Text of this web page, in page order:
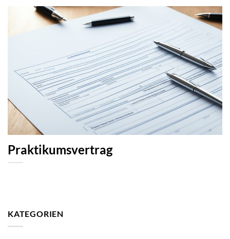
Praktikumsvertrag
KATEGORIEN